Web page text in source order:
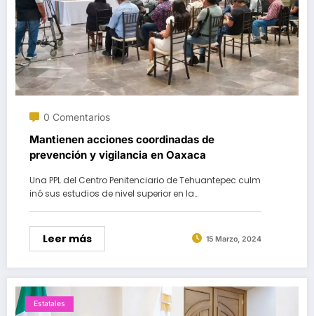
0 Comentarios
Mantienen acciones coordinadas de
prevención y vigilancia en Oaxaca
Una PPL del Centro Penitenciario de Tehuantepec culm
inó sus estudios de nivel superior en la…
Leer más 15 Marzo, 2024
Estatales